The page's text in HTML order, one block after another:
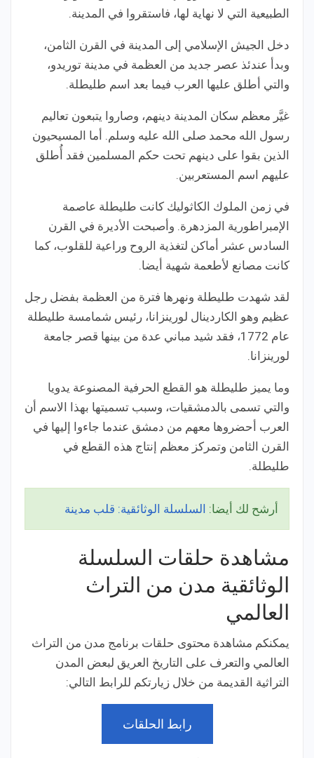
الطبيعية التي لا نهاية لها، فاستقروا في المدينة.
دخل الجيش الإسلامي إلى المدينة في القرن الثامن،
وبدأ عندئذ عصر جديد من العظمة في مدينة توريدو،
والتي أطلق عليها العرب فيما بعد اسم طليطلة.
غيَّر معظم سكان المدينة دينهم، وصاروا يتبعون تعاليم
رسول الله محمد صلى الله عليه وسلم. أما المسيحيون
الذين بقوا على دينهم تحت حكم المسلمين فقد أُطلق
عليهم اسم المستعربين.
في زمن الملوك الكاثوليك كانت طليطلة عاصمة
الإمبراطورية المزدهرة. وأصبحت الأديرة في القرن
السادس عشر أماكن لتغذية الروح وراعية للقلوب، كما
كانت مصانع لأطعمة شهية أيضا.
لقد شهدت طليطلة ونهرها فترة من العظمة بفضل رجل
عظيم وهو الكاردينال لورينزانا، رئيس شمامسة طليطلة
عام 1772، فقد شيد مباني عدة من بينها قصر جامعة
لورينزانا.
وما يميز طليطلة هو القطع الحرفية المصنوعة يدويا
والتي تسمى بالدمشقيات، وسبب تسميتها بهذا الاسم أن
العرب أحضروها معهم من دمشق عندما جاءوا إليها في
القرن الثامن وتمركز معظم إنتاج هذه القطع في
طليطلة.
أرشح لك أيضا: السلسلة الوثائقية: قلب مدينة
مشاهدة حلقات السلسلة
الوثائقية مدن من التراث
العالمي
يمكنكم مشاهدة محتوى حلقات برنامج مدن من التراث
العالمي والتعرف على التاريخ العريق لبعض المدن
التراثية القديمة من خلال زيارتكم للرابط التالي:
رابط الحلقات